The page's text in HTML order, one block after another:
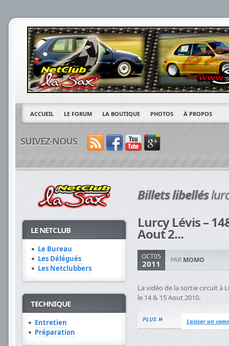
ACCUEIL LE FORUM LA BOUTIQUE PHOTOS À PROPOS
SUIVEZ-NOUS
Billets libellés
Lurcy Lévis –
Aout 2...
OCT05
2011 PAR MOMO
La vidéo de la sortie circuit à
le 14 & 15 Aout 2010.
PLUS » Laisser un
LE NETCLUB
Le Bureau
Les Délégués
Les Netclubbers
TECHNIQUE
Entretien
Préparation